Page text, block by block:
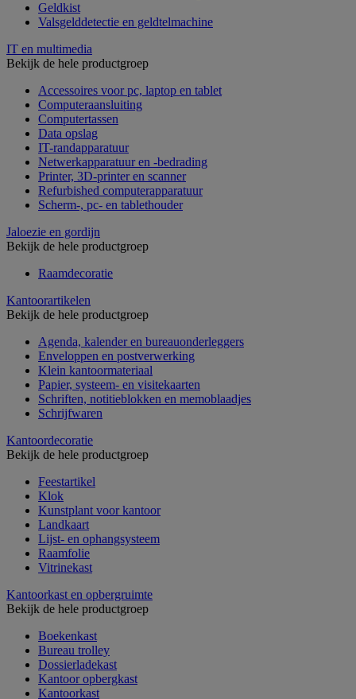
Geldkist
Valsgelddetectie en geldtelmachine
IT en multimedia
Bekijk de hele productgroep
Accessoires voor pc, laptop en tablet
Computeraansluiting
Computertassen
Data opslag
IT-randapparatuur
Netwerkapparatuur en -bedrading
Printer, 3D-printer en scanner
Refurbished computerapparatuur
Scherm-, pc- en tablethouder
Jaloezie en gordijn
Bekijk de hele productgroep
Raamdecoratie
Kantoorartikelen
Bekijk de hele productgroep
Agenda, kalender en bureauonderleggers
Enveloppen en postverwerking
Klein kantoormateriaal
Papier, systeem- en visitekaarten
Schriften, notitieblokken en memoblaadjes
Schrijfwaren
Kantoordecoratie
Bekijk de hele productgroep
Feestartikel
Klok
Kunstplant voor kantoor
Landkaart
Lijst- en ophangsysteem
Raamfolie
Vitrinekast
Kantoorkast en opbergruimte
Bekijk de hele productgroep
Boekenkast
Bureau trolley
Dossierladekast
Kantoor opbergkast
Kantoorkast